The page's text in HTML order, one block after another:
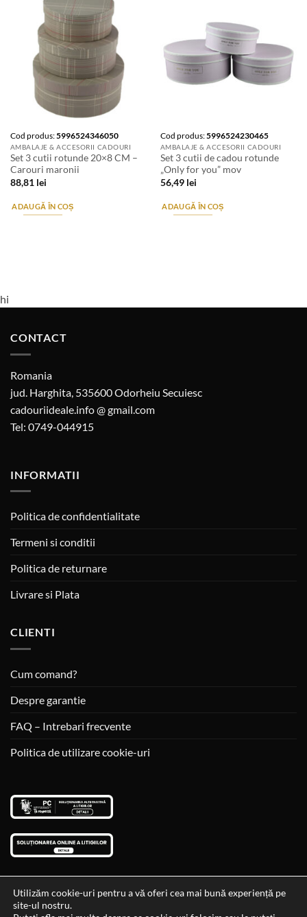
Cod produs:5996524346050
AMBALAJE & ACCESORII CADOURI
Set 3 cutii rotunde 20×8 CM –
Carouri maronii
88,81 lei
ADAUGĂ ÎN COȘ
Cod produs:5996524230465
AMBALAJE & ACCESORII CADOURI
Set 3 cutii de cadou rotunde
„Only for you” mov
56,49 lei
ADAUGĂ ÎN COȘ
hi
CONTACT
Romania
jud. Harghita, 535600 Odorheiu Secuiesc
cadouriideale.info @ gmail.com
Tel: 0749-044915
INFORMATII
Politica de confidentialitate
Termeni si conditii
Politica de returnare
Livrare si Plata
CLIENTI
Cum comand?
Despre garantie
FAQ – Intrebari frecvente
Politica de utilizare cookie-uri
Utilizăm cookie-uri pentru a vă oferi cea mai bună experiență pe
site-ul nostru.